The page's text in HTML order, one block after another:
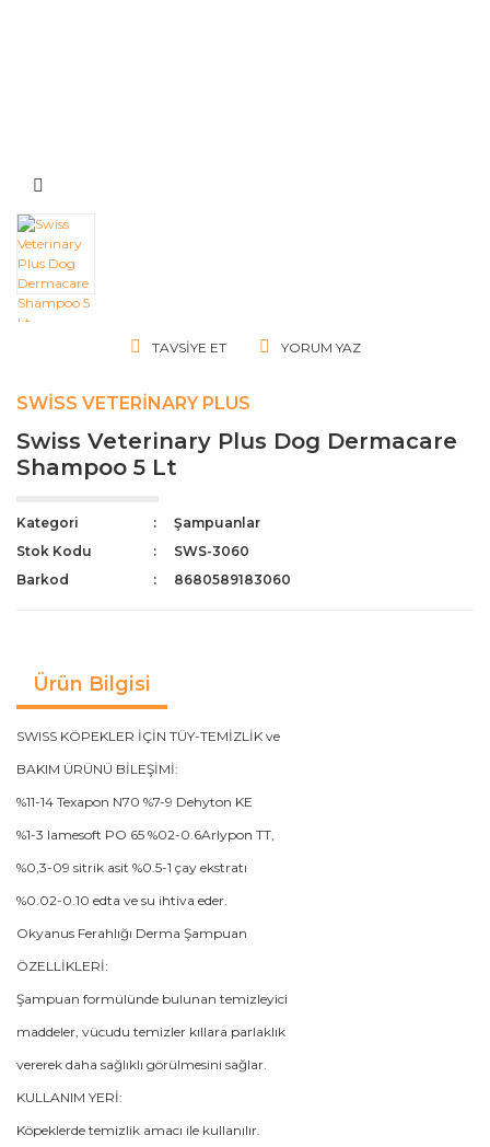
TAVSIYE ET YORUM YAZ
SWISS VETERINARY PLUS
Swiss Veterinary Plus Dog Dermacare
Shampoo 5 Lt
Kategori
Şampuanlar
Stok Kodu
SWS-3060
Barkod
8680589183060
Ürün Bilgisi
SWISS KÖPEKLER İÇİN TÜY-TEMİZLİK ve
BAKIM ÜRÜNÜ BİLEŞİMİ:
%11-14 Texapon N70 %7-9 Dehyton KE
%1-3 lamesoft PO 65 %02-0.6Arlypon TT,
%0,3-09 sitrik asit %0.5-1 çay ekstratı
%0.02-0.10 edta ve su ihtiva eder.
Okyanus Ferahlığı Derma Şampuan
ÖZELLİKLERİ:
Şampuan formülünde bulunan temizleyici
maddeler, vücudu temizler kıllara parlaklık
vererek daha sağlıklı görülmesini sağlar.
KULLANIM YERİ:
Köpeklerde temizlik amacı ile kullanılır.